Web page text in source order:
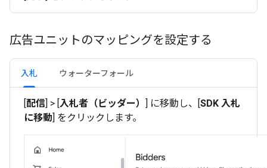
広告ユニットのマッピングを設定する
入札 ウォーターフォール
[配信] > [入札者（ビッダー） ] に移動し、[SDK 入札
に移動] をクリックします。